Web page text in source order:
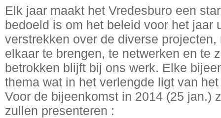
Elk jaar maakt het Vredesburo een
bedoeld is om het beleid voor het jaar
verstrekken over de diverse
elkaar te brengen, te netwerken en te
betrokken blijft bij ons werk. Elke
thema wat in het verlengde ligt van
Voor de bijeenkomst in 2014 (25 jan.)
zullen presenteren :